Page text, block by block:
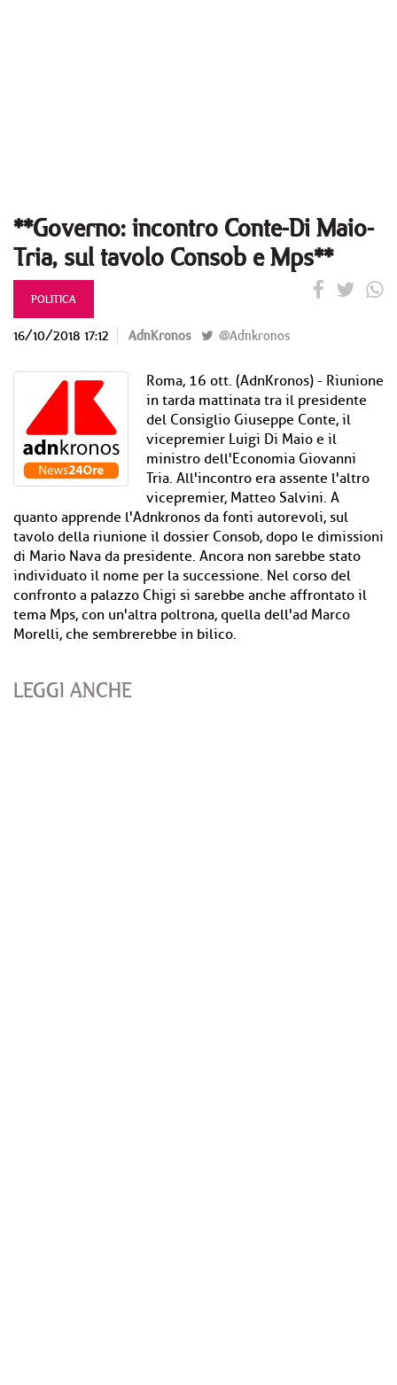
**Governo: incontro Conte-Di Maio-
Tria, sul tavolo Consob e Mps**
POLITICA
16/10/2018 17:12 AdnKronos @Adnkronos
Roma, 16 ott. (AdnKronos) - Riunione
in tarda mattinata tra il presidente
del Consiglio Giuseppe Conte, il
vicepremier Luigi Di Maio e il
ministro dell'Economia Giovanni
Tria. All'incontro era assente l'altro
vicepremier, Matteo Salvini. A
quanto apprende l'Adnkronos da fonti autorevoli, sul
tavolo della riunione il dossier Consob, dopo le dimissioni
di Mario Nava da presidente. Ancora non sarebbe stato
individuato il nome per la successione. Nel corso del
confronto a palazzo Chigi si sarebbe anche affrontato il
tema Mps, con un'altra poltrona, quella dell'ad Marco
Morelli, che sembrerebbe in bilico.
LEGGI ANCHE